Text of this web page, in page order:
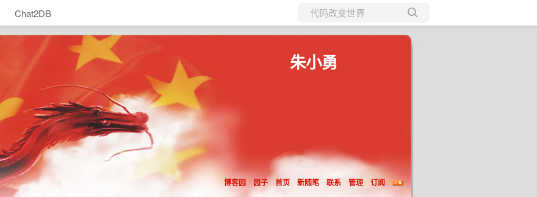
Chat2DB
所有博客
朱小勇
博客园 园子 首页 新随笔 联系 管理 订阅